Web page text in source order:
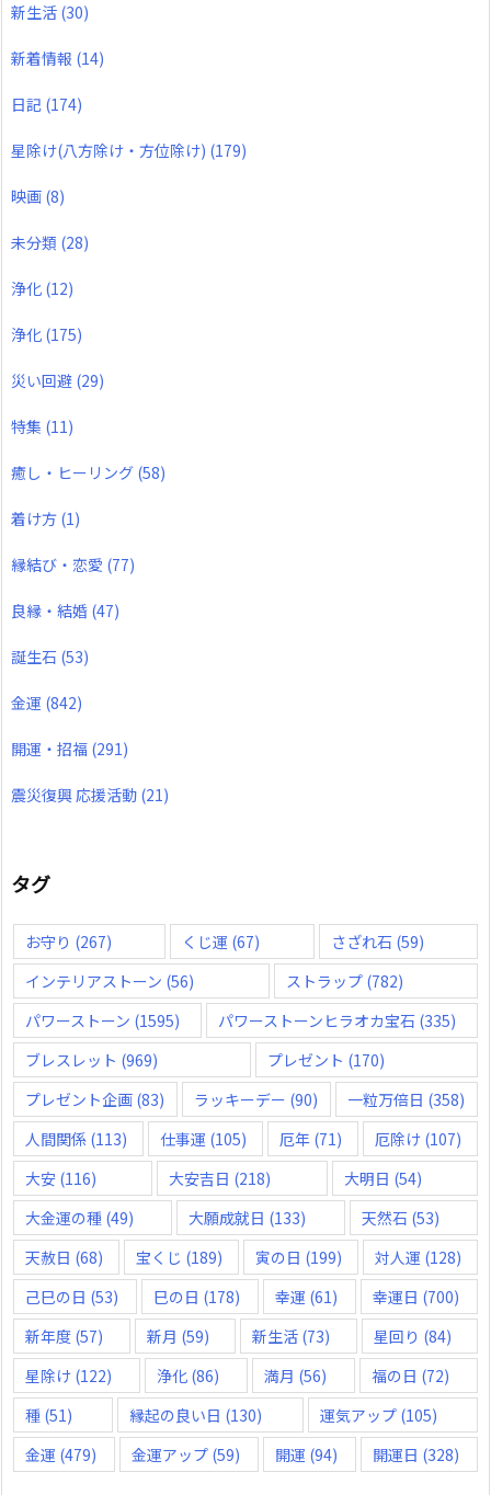
新生活 (30)
新着情報 (14)
日記 (174)
星除け(八方除け・方位除け) (179)
映画 (8)
未分類 (28)
浄化 (12)
浄化 (175)
災い回避 (29)
特集 (11)
癒し・ヒーリング (58)
着け方 (1)
縁結び・恋愛 (77)
良縁・結婚 (47)
誕生石 (53)
金運 (842)
開運・招福 (291)
震災復興 応援活動 (21)
タグ
お守り (267) くじ運 (67) さざれ石 (59)
インテリアストーン (56) ストラップ(782)
パワーストーン (1595) パワーストーンヒラオカ宝石 (335)
ブレスレット (969) プレゼント (170)
プレゼント企画 (83) ラッキーデー (90) 一粒万倍日 (358)
人間関係 (113) 仕事運 (105) 厄年 (71) 厄除け (107)
大安 (116) 大安吉日 (218) 大明日 (54)
大金運の種 (49) 大願成就日 (133) 天然石 (53)
天赦日 (68) 宝くじ (189) 寅の日 (199) 対人運 (128)
己巳の日 (53) 巳の日 (178) 幸運 (61) 幸運日 (700)
新年度 (57) 新月 (59) 新生活 (73) 星回り (84)
星除け (122) 浄化 (86) 満月 (56) 福の日 (72)
種 (51) 縁起の良い日 (130) 運気アップ(105)
金運 (479) 金運アップ (59) 開運 (94) 開運日 (328)